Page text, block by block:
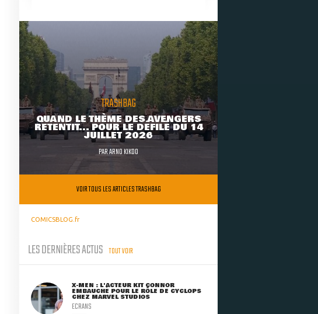
TRASHBAG
QUAND LE THÈME DES AVENGERS
RETENTIT... POUR LE DÉFILÉ DU 14
JUILLET 2026
PARARNO KIKOO
VOIR TOUS LES ARTICLES TRASHBAG
COMICSBLOG.fr
LES DERNIÈRES ACTUS TOUT VOIR
X-MEN : L'ACTEUR KIT CONNOR
EMBAUCHÉ POUR LE RÔLE DE CYCLOPS
CHEZ MARVEL STUDIOS
ECRANS